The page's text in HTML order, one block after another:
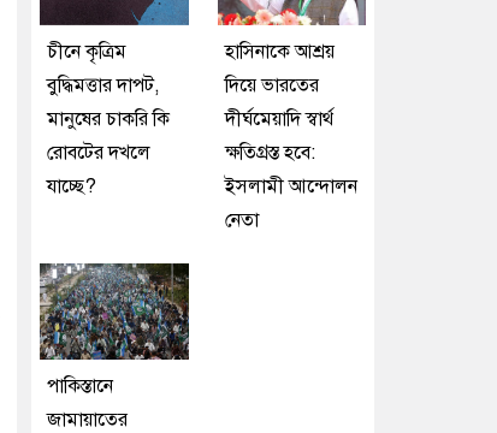
চীনে কৃত্রিম
বুদ্ধিমত্তার দাপট,
মানুষের চাকরি কি
রোবটের দখলে
যাচ্ছে?
হাসিনাকে আশ্রয়
দিয়ে ভারতের
দীর্ঘমেয়াদি স্বার্থ
ক্ষতিগ্রস্ত হবে:
ইসলামী আন্দোলন
নেতা
পাকিস্তানে
জামায়াতের